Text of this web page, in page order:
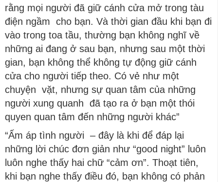
rằng mọi người đã giữ cánh cửa mở trong tàu
điện ngầm cho bạn. Và thời gian đầu khi bạn đi
vào trong toa tầu, thường bạn không nghĩ về
những ai đang ở sau bạn, nhưng sau một thời
gian, bạn không thể không tự động giữ cánh
cửa cho người tiếp theo. Có vẻ như một
chuyện vặt, nhưng sự quan tâm của những
người xung quanh đã tạo ra ở bạn một thói
quyen quan tâm đến những người khác”
“Ấm áp tình người – đây là khi để đáp lại
những lời chúc đơn giản như “good night” luôn
luôn nghe thấy hai chữ “cảm ơn”. Thoạt tiên,
khi bạn nghe thấy điều đó, bạn không có phản